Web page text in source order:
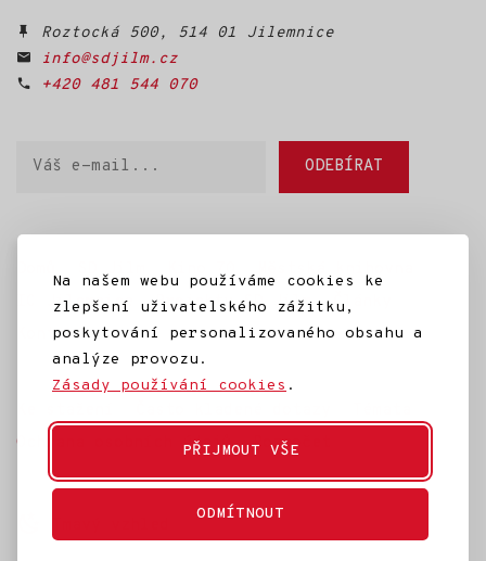
Na našem webu používáme cookies ke
zlepšení uživatelského zážitku,
poskytování personalizovaného obsahu a
analýze provozu.
Zásady používání cookies .
PŘIJMOUT VŠE
ODMÍTNOUT
o husách, o člověku
a o návratu k sobě.
Roztocká 500, 514 01 Jilemnice
info@sdjilm.cz
+420 481 544 070
ODEBÍRAT
SD Jilm Kino 70
IC Jilemnice
Projekty SD Jilm
Články
Kontakt
Ochrana osobních údajů
Rozpočet